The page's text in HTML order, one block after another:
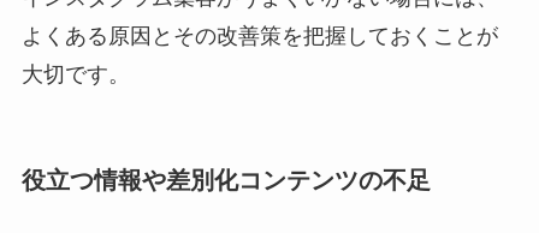
よくある原因とその改善策を把握しておくことが
大切です。
役立つ情報や差別化コンテンツの不足